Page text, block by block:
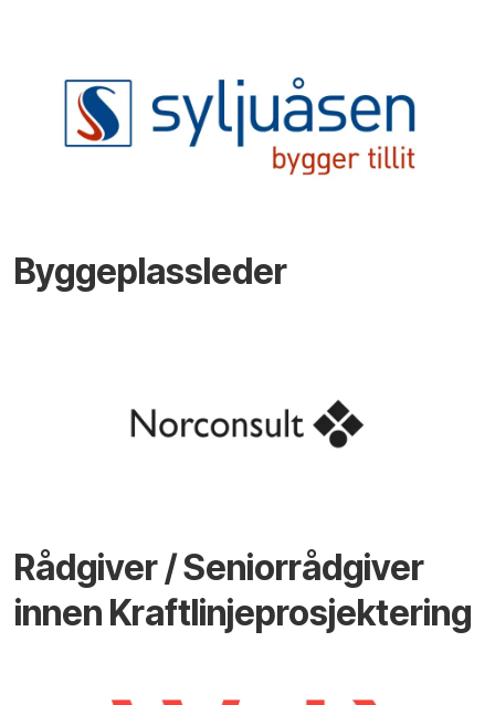
Byggeplassleder
Rådgiver / Seniorrådgiver
innen Kraftlinjeprosjektering